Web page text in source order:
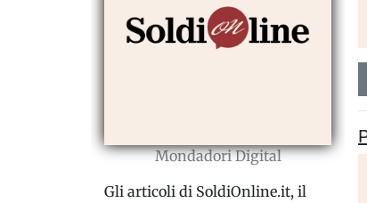
Mondadori Digital
Gli articoli di SoldiOnline.it, il